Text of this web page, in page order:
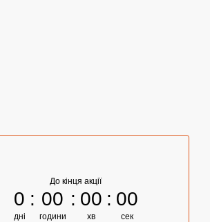
До кінця акції
0
дні
00
години
00
хв
00
сек